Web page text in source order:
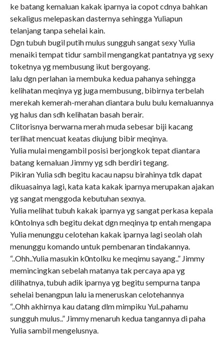
ke batang kemaluan kakak iparnya ia copot cdnya bahkan
sekaligus melepaskan dasternya sehingga Yuliapun
telanjang tanpa sehelai kain.
Dgn tubuh bugil putih mulus sungguh sangat sexy Yulia
menaiki tempat tidur sambil mengangkat pantatnya yg sexy
toketnya yg membusung ikut bergoyang.
lalu dgn perlahan ia membuka kedua pahanya sehingga
kelihatan meqinya yg juga membusung, bibirnya terbelah
merekah kemerah-merahan diantara bulu bulu kemaluannya
yg halus dan sdh kelihatan basah berair.
Clitorisnya berwarna merah muda sebesar biji kacang
terlihat mencuat keatas diujung bibir meqinya.
Yulia mulai mengambil posisi berjongkok tepat diantara
batang kemaluan Jimmy yg sdh berdiri tegang.
Pikiran Yulia sdh begitu kacau napsu birahinya tdk dapat
dikuasainya lagi, kata kata kakak iparnya merupakan ajakan
yg sangat menggoda kebutuhan sexnya.
Yulia melihat tubuh kakak iparnya yg sangat perkasa kepala
k0ntolnya sdh begitu dekat dgn meqinya tp entah mengapa
Yulia menunggu celotehan kakak iparnya lagi seolah olah
menunggu komando untuk pembenaran tindakannya.
“..Ohh..Yulia masukin k0ntolku ke meqimu sayang..” Jimmy
memincingkan sebelah matanya tak percaya apa yg
dilihatnya, tubuh adik iparnya yg begitu sempurna tanpa
sehelai benangpun lalu ia meneruskan celotehannya
“..Ohh akhirnya kau datang dlm mimpiku Yul..pahamu
sungguh mulus..” Jimmy menaruh kedua tangannya di paha
Yulia sambil mengelusnya.